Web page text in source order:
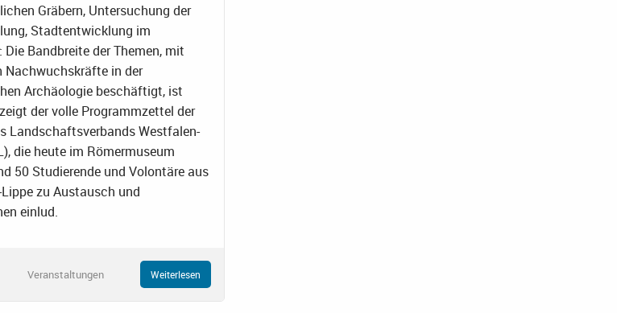
Gräbern, Untersuchung der
Stadtentwicklung im
Bandbreite der Themen, mit
Nachwuchskräfte in der
Archäologie beschäftigt, ist
der volle Programmzettel der
Landschaftsverbands Westfalen-
die heute im Römermuseum
50 Studierende und Volontäre aus
zu Austausch und
einlud.
Veranstaltungen Weiterlesen